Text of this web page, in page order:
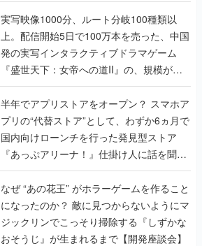
んだレジェンド2人に訊く開発秘話
実写映像1000分、ルート分岐100種類以
上。配信開始5日で100万本を売った、中国
発の実写インタラクティブドラマゲーム
『盛世天下：女帝への道II』の、規模が違
うこだわりをプロデューサーに聞いた
半年でアプリストアをオープン？ スマホア
プリの“代替ストア”として、わずか6ヵ月で
国内向けローンチを行った発見型ストア
『あっぷアリーナ！』仕掛け人に話を聞い
てみた
なぜ “あの花王” がホラーゲームを作ること
になったのか？ 敵に見つからないようにマ
ジックリンでこっそり掃除する『しずかな
おそうじ』が生まれるまで【開発座談会】